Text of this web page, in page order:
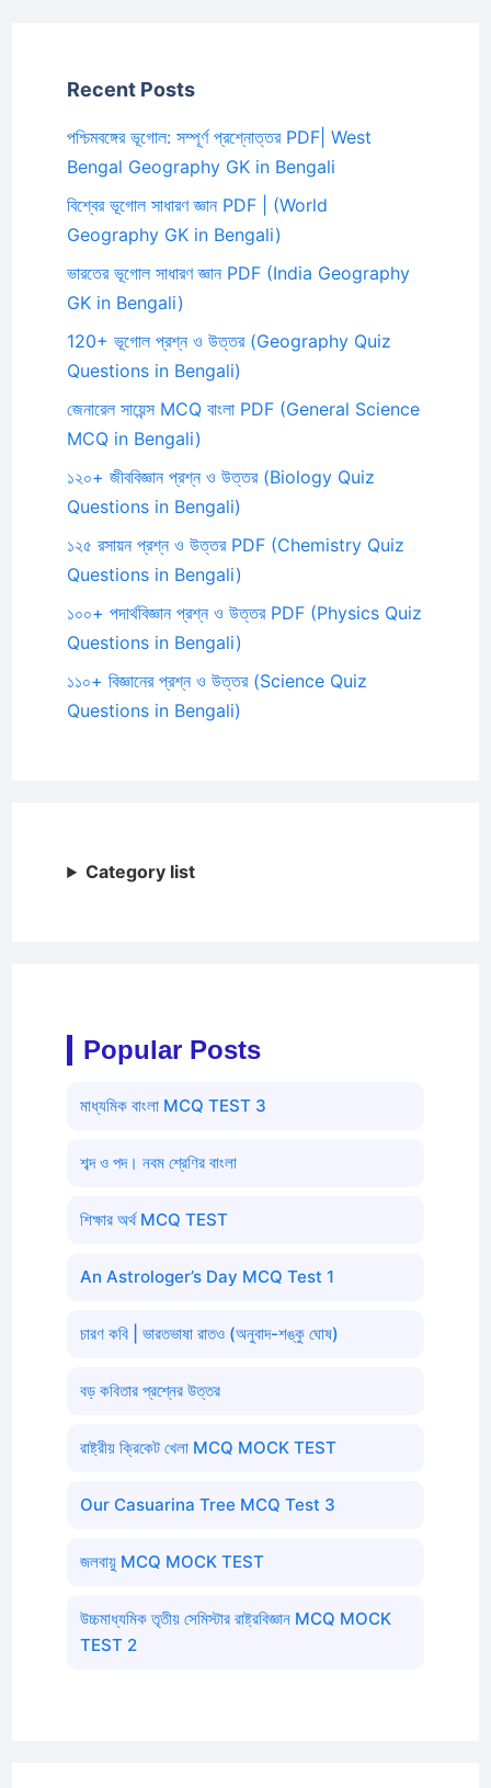
Recent Posts
পশ্চিমবঙ্গের ভূগোল: সম্পূর্ণ প্রশ্নোত্তর PDF| West
Bengal Geography GK in Bengali
বিশ্বের ভূগোল সাধারণ জ্ঞান PDF | (World
Geography GK in Bengali)
ভারতের ভূগোল সাধারণ জ্ঞান PDF (India Geography
GK in Bengali)
120+ ভূগোল প্রশ্ন ও উত্তর (Geography Quiz
Questions in Bengali)
জেনারেল সায়েন্স MCQ বাংলা PDF (General Science
MCQ in Bengali)
১২০+ জীববিজ্ঞান প্রশ্ন ও উত্তর (Biology Quiz
Questions in Bengali)
১২৫ রসায়ন প্রশ্ন ও উত্তর PDF (Chemistry Quiz
Questions in Bengali)
১০০+ পদার্থবিজ্ঞান প্রশ্ন ও উত্তর PDF (Physics Quiz
Questions in Bengali)
১১০+ বিজ্ঞানের প্রশ্ন ও উত্তর (Science Quiz
Questions in Bengali)
Category list
Popular Posts
মাধ্যমিক বাংলা MCQ TEST 3
শব্দ ও পদ। নবম শ্রেণির বাংলা
শিক্ষার অর্থ MCQ TEST
An Astrologer’s Day MCQ Test 1
চারণ কবি | ভারতভাষা রাতও (অনুবাদ-শঙ্কু ঘোষ)
বড় কবিতার প্রশ্নের উত্তর
রাষ্ট্রীয় ক্রিকেট খেলা MCQ MOCK TEST
Our Casuarina Tree MCQ Test 3
জলবায়ু MCQ MOCK TEST
উচ্চমাধ্যমিক তৃতীয় সেমিস্টার রাষ্ট্রবিজ্ঞান MCQ MOCK
TEST 2